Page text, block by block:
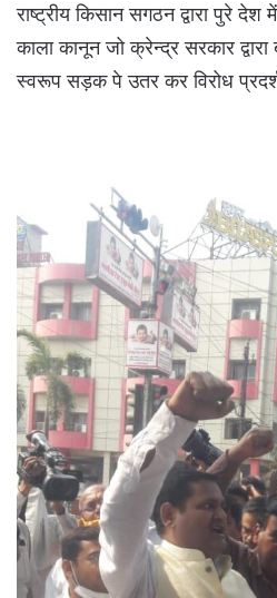
राष्ट्रीय किसान सगठन द्वारा पुरे
काला कानून जो क्रेन्द्र सरकार
स्वरूप सड़क पे उतर कर विरोध